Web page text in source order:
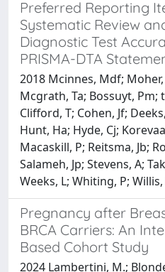
Preferred Reporting
Systematic Review
Diagnostic Test
PRISMA-DTA
2018 Mcinnes, Mdf;
Mcgrath, Ta; Bossuyt, Pm;
Clifford, T; Cohen, Jf;
Hunt, Ha; Hyde, Cj;
Macaskill, P; Reitsma, Jb;
Salameh, Jp; Stevens, A;
Weeks, L; Whiting, P; Willis,
Pregnancy after
BRCA Carriers: An
Based Cohort Study
2024 Lambertini, M.;